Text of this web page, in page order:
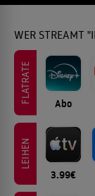
WER STREAMT
FLATRATE Abo
LEIHEN
3.99€